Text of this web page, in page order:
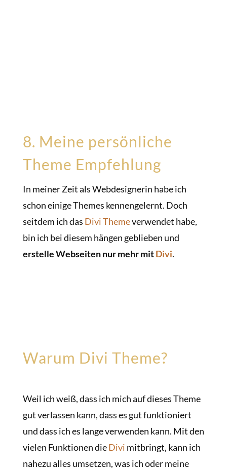
8. Meine persönliche
Theme Empfehlung
In meiner Zeit als Webdesignerin habe ich
schon einige Themes kennengelernt. Doch
seitdem ich das Divi Themeverwendet habe,
bin ich bei diesem hängen geblieben und
erstelle Webseiten nur mehr mitDivi.
Warum Divi Theme?
Weil ich weiß, dass ich mich auf dieses Theme
gut verlassen kann, dass es gut funktioniert
und dass ich es lange verwenden kann. Mit den
vielen Funktionen dieDivi mitbringt, kann ich
nahezu alles umsetzen, was ich oder meine